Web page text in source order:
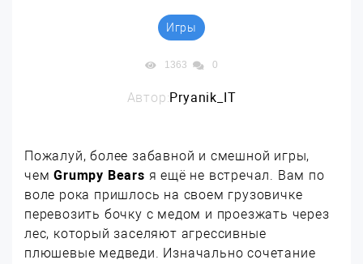
Игры
1363 0
Автор:Pryanik_IT
Пожалуй, более забавной и смешной игры,
чемGrumpy Bears я ещё не встречал. Вам по
воле рока пришлось на своем грузовичке
перевозить бочку с медом и проезжать через
лес, который заселяют агрессивные
плюшевые медведи. Изначально сочетание